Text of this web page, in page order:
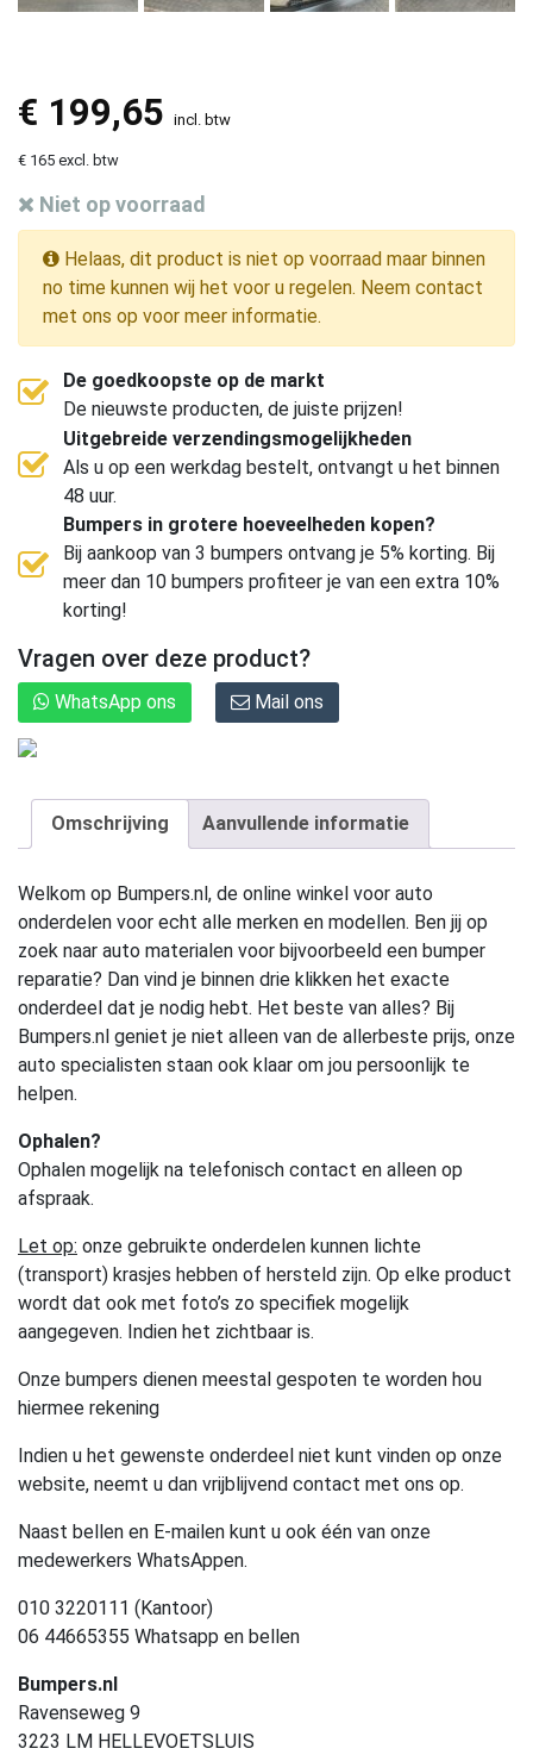
€ 199,65 incl. btw
€ 165 excl. btw
Niet op voorraad
Helaas, dit product is niet op voorraad maar binnen
no time kunnen wij het voor u regelen. Neem contact
met ons op voor meer informatie.
De goedkoopste op de markt
De nieuwste producten, de juiste prijzen!
Uitgebreide verzendingsmogelijkheden
Als u op een werkdag bestelt, ontvangt u het binnen
48 uur.
Bumpers in grotere hoeveelheden kopen?
Bij aankoop van 3 bumpers ontvang je 5% korting. Bij
meer dan 10 bumpers profiteer je van een extra 10%
korting!
Vragen over deze product?
WhatsApp ons Mail ons
Omschrijving Aanvullende informatie
Welkom op Bumpers.nl, de online winkel voor auto
onderdelen voor echt alle merken en modellen. Ben jij op
zoek naar auto materialen voor bijvoorbeeld een bumper
reparatie? Dan vind je binnen drie klikken het exacte
onderdeel dat je nodig hebt. Het beste van alles? Bij
Bumpers.nl geniet je niet alleen van de allerbeste prijs, onze
auto specialisten staan ook klaar om jou persoonlijk te
helpen.
Ophalen?
Ophalen mogelijk na telefonisch contact en alleen op
afspraak.
Let op: onze gebruikte onderdelen kunnen lichte
(transport) krasjes hebben of hersteld zijn. Op elke product
wordt dat ook met foto’s zo specifiek mogelijk
aangegeven. Indien het zichtbaar is.
Onze bumpers dienen meestal gespoten te worden hou
hiermee rekening
Indien u het gewenste onderdeel niet kunt vinden op onze
website, neemt u dan vrijblijvend contact met ons op.
Naast bellen en E-mailen kunt u ook één van onze
medewerkers WhatsAppen.
010 3220111 (Kantoor)
06 44665355 Whatsapp en bellen
Bumpers.nl
Ravenseweg 9
3223 LM HELLEVOETSLUIS